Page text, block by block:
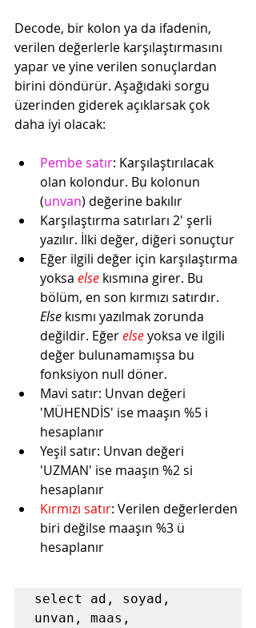
Decode, bir kolon ya da ifadenin,
verilen değerlerle karşılaştırmasını
yapar ve yine verilen sonuçlardan
birini döndürür. Aşağıdaki sorgu
üzerinden giderek açıklarsak çok
daha iyi olacak:
Pembe satır: Karşılaştırılacak
olan kolondur. Bu kolonun
(unvan) değerine bakılır
Karşılaştırma satırları 2' şerli
yazılır. İlki değer, diğeri sonuçtur
Eğer ilgili değer için karşılaştırma
yoksa else kısmına girer. Bu
bölüm, en son kırmızı satırdır.
Else kısmı yazılmak zorunda
değildir. Eğer else yoksa ve ilgili
değer bulunamamışsa bu
fonksiyon null döner.
Mavi satır: Unvan değeri
'MÜHENDİS' ise maaşın %5 i
hesaplanır
Yeşil satır: Unvan değeri
'UZMAN' ise maaşın %2 si
hesaplanır
Kırmızı satır: Verilen değerlerden
biri değilse maaşın %3 ü
hesaplanır
select ad, soyad,
unvan, maas,